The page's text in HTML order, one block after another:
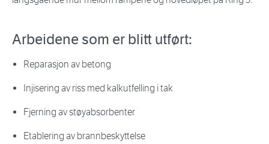
Arbeidene som er blitt utført:
Reparasjon av betong
Injisering av riss med kalkutfelling i tak
Fjerning av støyabsorbenter
Etablering av brannbeskyttelse